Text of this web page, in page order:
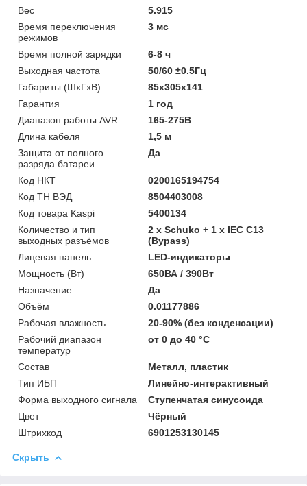
Вес
5.915
Время переключения
режимов
3 мс
Время полной зарядки
6-8 ч
Выходная частота
50/60 ±0.5Гц
Габариты (ШхГхВ)
85x305x141
Гарантия
1 год
Диапазон работы AVR
165-275В
Длина кабеля
1,5 м
Защита от полного
разряда батареи
Да
Код НКТ
0200165194754
Код ТН ВЭД
8504403008
Код товара Kaspi
5400134
Количество и тип
выходных разъёмов
2 х Schuko + 1 х IEC C13
(Bypass)
Лицевая панель
LED-индикаторы
Мощность (Bт)
650ВА / 390Вт
Назначение
Да
Объём
0.01177886
Рабочая влажность
20-90% (без конденсации)
Рабочий диапазон
температур
от 0 до 40 °С
Состав
Металл, пластик
Тип ИБП
Линейно-интерактивный
Форма выходного сигнала
Ступенчатая синусоида
Цвет
Чёрный
Штрихкод
6901253130145
Скрыть